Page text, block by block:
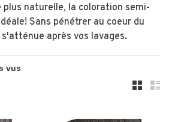
plus naturelle, la coloration semi-
Sans pénétrer au coeur du
après vos lavages.